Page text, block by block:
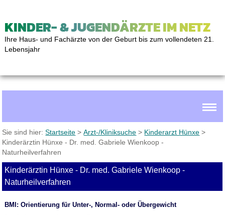
KINDER- & JUGENDÄRZTE IM NETZ
Ihre Haus- und Fachärzte von der Geburt bis zum vollendeten 21.
Lebensjahr
Sie sind hier:Startseite >Arzt-/Kliniksuche > Kinderarzt Hünxe >
Kinderärztin Hünxe - Dr. med. Gabriele Wienkoop -
Naturheilverfahren
Kinderärztin Hünxe - Dr. med. Gabriele Wienkoop -
Naturheilverfahren
BMI: Orientierung für Unter-, Normal- oder Übergewicht